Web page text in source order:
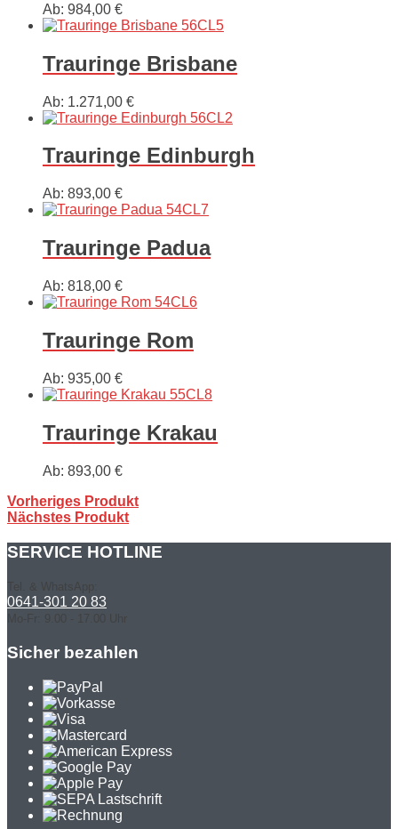
Ab: 984,00 €
Trauringe Brisbane
Ab: 1.271,00 €
Trauringe Edinburgh
Ab: 893,00 €
Trauringe Padua
Ab: 818,00 €
Trauringe Rom
Ab: 935,00 €
Trauringe Krakau
Ab: 893,00 €
Vorheriges Produkt
Nächstes Produkt
SERVICE HOTLINE
Tel. & WhatsApp:
0641-301 20 83
Mo-Fr: 9.00 - 17.00 Uhr
Sicher bezahlen